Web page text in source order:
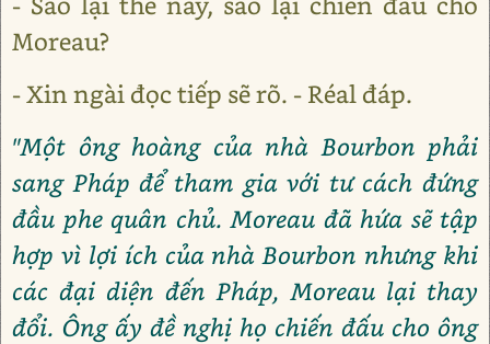
Moreau?
- Xin ngài đọc tiếp sẽ rõ. - Réal đáp.
"Một ông hoàng của nhà Bourbon phải
sang Pháp để tham gia với tư cách đứng
đầu phe quân chủ. Moreau đã hứa sẽ tập
hợp vì lợi ích của nhà Bourbon nhưng khi
các đại diện đến Pháp, Moreau lại thay
đổi. Ông ấy đề nghị họ chiến đấu cho ông